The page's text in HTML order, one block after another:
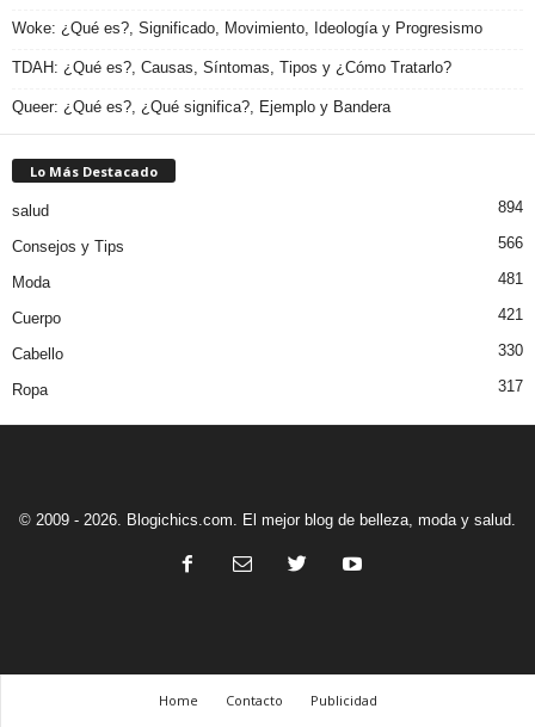
Woke: ¿Qué es?, Significado, Movimiento, Ideología y Progresismo
TDAH: ¿Qué es?, Causas, Síntomas, Tipos y ¿Cómo Tratarlo?
Queer: ¿Qué es?, ¿Qué significa?, Ejemplo y Bandera
Lo Más Destacado
salud 894
Consejos y Tips 566
Moda 481
Cuerpo 421
Cabello 330
Ropa 317
© 2009 - 2026. Blogichics.com. El mejor blog de belleza, moda y salud.
Home Contacto Publicidad